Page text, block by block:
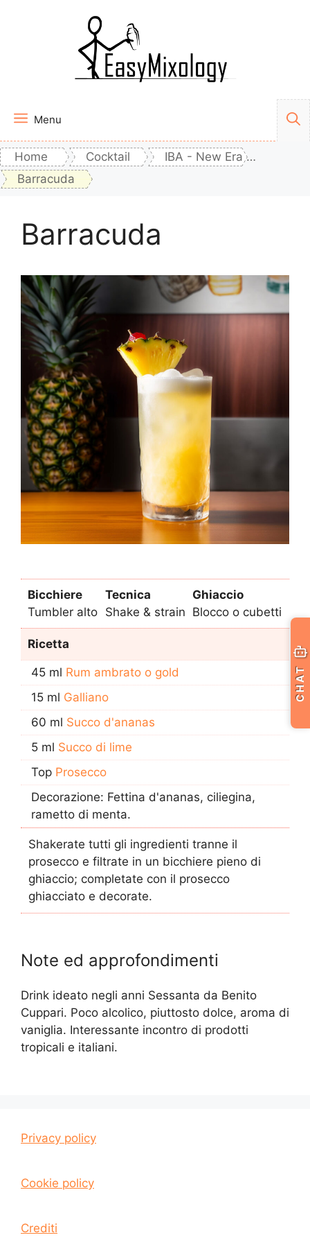
Menu
Home Cocktail
IBA - New Era Drinks
Barracuda
Barracuda
Bicchiere
Tumbler alto
Tecnica
Shake & strain
Ghiaccio
Blocco o cubetti
Ricetta
45 ml Rum ambrato o gold
15 ml Galliano
60 ml Succo d'ananas
5 ml Succo di lime
Top Prosecco
Decorazione: Fettina d'ananas, ciliegina,
rametto di menta.
Shakerate tutti gli ingredienti tranne il
prosecco e filtrate in un bicchiere pieno di
ghiaccio; completate con il prosecco
ghiacciato e decorate.
Note ed approfondimenti
Drink ideato negli anni Sessanta da Benito
Cuppari. Poco alcolico, piuttosto dolce, aroma di
vaniglia. Interessante incontro di prodotti
tropicali e italiani.
Privacy policy
Cookie policy
Crediti
CHAT